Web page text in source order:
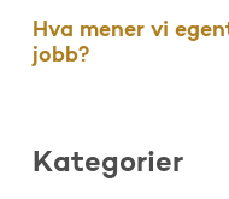
Hva mener vi
jobb?
Kategorier